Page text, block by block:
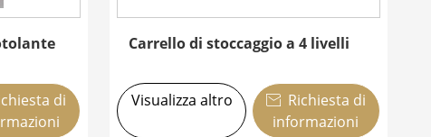
di
Carrello di stoccaggio a 4 livelli
Visualizza altro  Richiesta di
informazioni